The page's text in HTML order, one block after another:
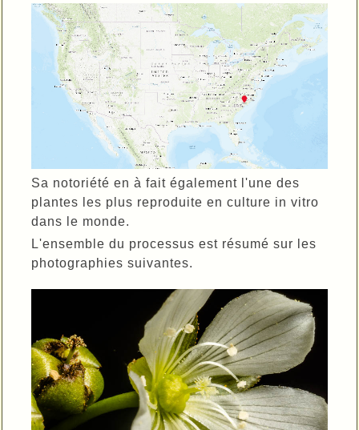
Sa notoriété en à fait également l'une des
plantes les plus reproduite en culture in vitro
dans le monde.
L'ensemble du processus est résumé sur les
photographies suivantes.